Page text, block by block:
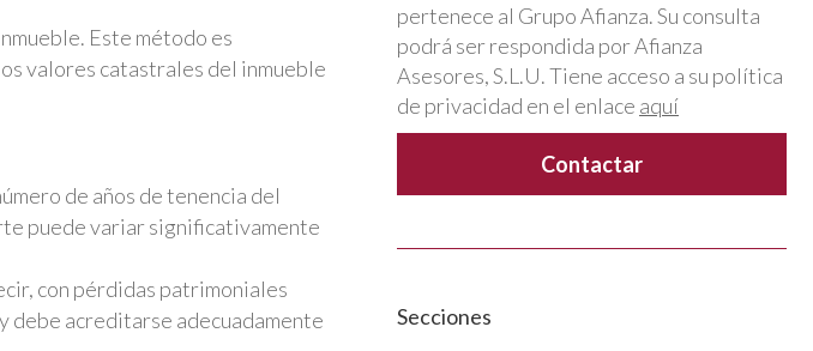
Este método es
valores catastrales del inmueble
de años de tenencia del
puede variar significativamente
con pérdidas patrimoniales
debe acreditarse adecuadamente
pertenece al Grupo Afianza. Su consulta
podrá ser respondida por Afianza
Asesores, S.L.U. Tiene acceso a su política
de privacidad en el enlace aquí
Secciones